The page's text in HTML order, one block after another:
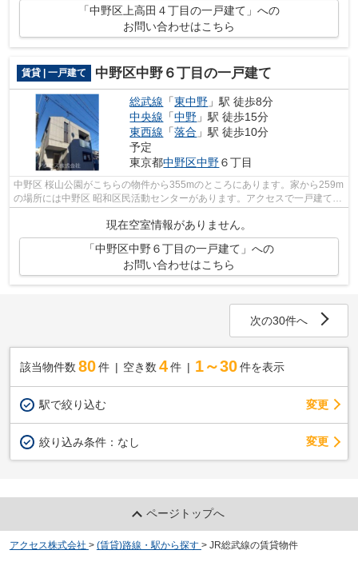
「中野区上高田４丁目の一戸建て」への
お問い合わせはこちら
賃貸 | 一戸建て 中野区中野６丁目の一戸建て
総武線 「東中野 」駅 徒歩8分
中央線 「中野 」駅 徒歩15分
東西線 「落合 」駅 徒歩10分
予定
東京都中野区中野６丁目
中野区 桜山公園がこちらの物件から355mのところにあります。家から259m
の場所には中野区 昭和区民活動センターがあります。アクセスで一戸建てを
探すなら、中野区はいかがですか。ま...
現在空室情報がありません。
「中野区中野６丁目の一戸建て」への
お問い合わせはこちら
次の30件へ
該当物件数 80件 空き数 4 件 1～30 件を表示
駅で絞り込む 変更
絞り込み条件： なし 変更
ページトップへ
アクセス株式会社 > (賃貸)路線・駅から探す > JR総武線の賃貸物件